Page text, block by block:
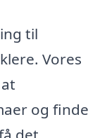
til
Vores
og finde